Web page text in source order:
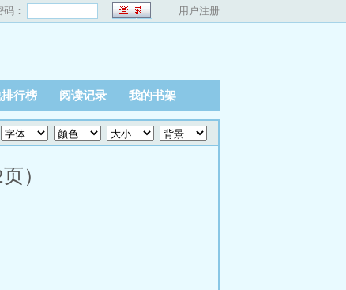
码： 用户注册
行榜 阅读记录 我的书架
）